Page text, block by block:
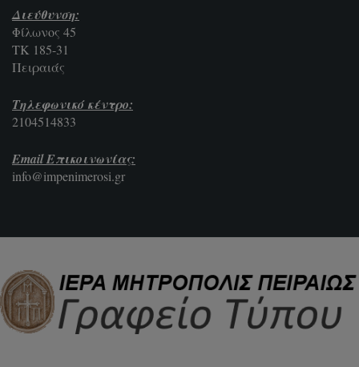
Διεύθυνση:
Φίλωνος 45
ΤΚ 185-31
Πειραιάς
Τηλεφωνικό κέντρο:
2104514833
Email Επικοινωνίας:
info@impenimerosi.gr